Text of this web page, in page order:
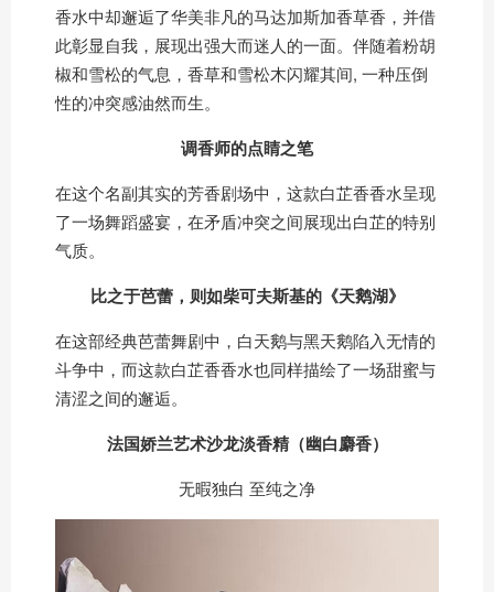
香水中却邂逅了华美非凡的马达加斯加香草香，并借
此彰显自我，展现出强大而迷人的一面。伴随着粉胡
椒和雪松的气息，香草和雪松木闪耀其间, 一种压倒
性的冲突感油然而生。
调香师的点睛之笔
在这个名副其实的芳香剧场中，这款白芷香香水呈现
了一场舞蹈盛宴，在矛盾冲突之间展现出白芷的特别
气质。
比之于芭蕾，则如柴可夫斯基的《天鹅湖》
在这部经典芭蕾舞剧中，白天鹅与黑天鹅陷入无情的
斗争中，而这款白芷香香水也同样描绘了一场甜蜜与
清涩之间的邂逅。
法国娇兰艺术沙龙淡香精（幽白麝香）
无暇独白 至纯之净